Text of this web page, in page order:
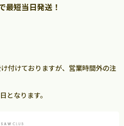
最短当日発送！
付けておりますが、営業時間外の注
となります。